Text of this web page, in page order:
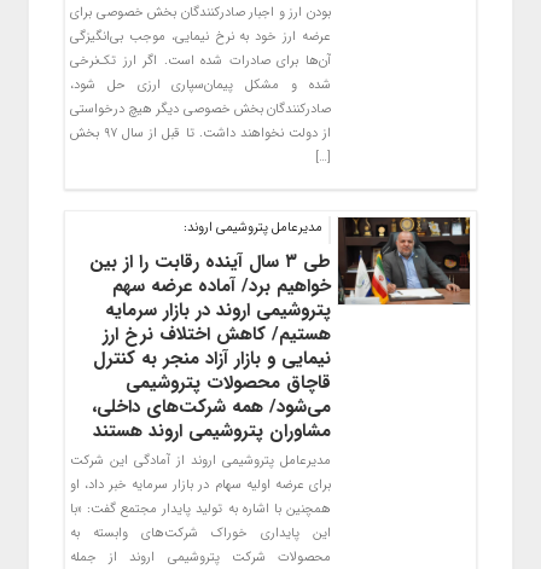
بودن ارز و اجبار صادرکنندگان بخش خصوصی برای
عرضه ارز خود به نرخ نیمایی، موجب بی‌انگیزگی
آن‌ها برای صادرات شده است. اگر ارز تک‌نرخی
شده و مشکل پیمان‌سپاری ارزی حل شود،
صادرکنندگان بخش خصوصی دیگر هیچ درخواستی
از دولت نخواهند داشت. تا قبل از سال ۹۷ بخش
[…]
مدیرعامل پتروشیمی اروند:
طی ۳ سال آینده رقابت را از بین
خواهیم برد/ آماده عرضه سهم
پتروشیمی اروند در بازار سرمایه
هستیم/ کاهش اختلاف نرخ ارز
نیمایی و بازار آزاد منجر به کنترل
قاچاق محصولات پتروشیمی
می‌شود/ همه شرکت‌های داخلی،
مشاوران پتروشیمی اروند هستند
مدیرعامل پتروشیمی اروند از آمادگی این شرکت
برای عرضه اولیه سهام در بازار سرمایه خبر داد، او
همچنین با اشاره به تولید پایدار مجتمع گفت: «با
این پایداری خوراک شرکت‌های وابسته به
محصولات شرکت پتروشیمی اروند از جمله